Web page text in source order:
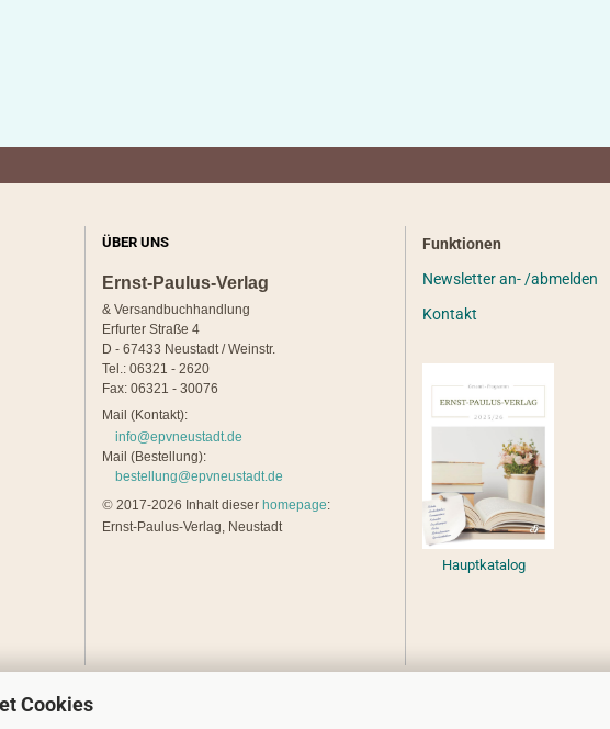
Cookies
ÜBER UNS
Ernst-Paulus-Verlag
& Versandbuchhandlung
Erfurter Straße 4
D - 67433 Neustadt / Weinstr.
Tel.: 06321 - 2620
Fax: 06321 - 30076
Mail (Kontakt):
info@epvneustadt.de
Mail (Bestellung):
bestellung@epvneustadt.de
© 2017-2026 Inhalt dieser homepage:
Ernst-Paulus-Verlag, Neustadt
Funktionen
Newsletter an- /abmelden
Kontakt
Hauptkatalog